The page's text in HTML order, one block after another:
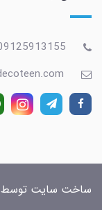
ساخت سایت توسط